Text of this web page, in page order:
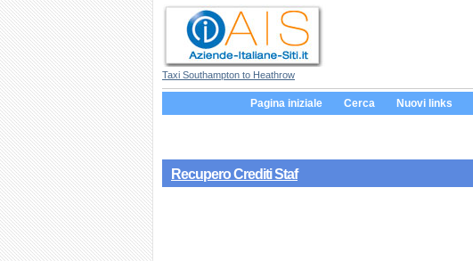
Taxi Southampton to Heathrow
Pagina iniziale Cerca Nuovi links
Recupero Crediti Staf